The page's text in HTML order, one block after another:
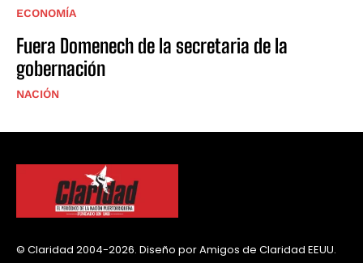
ECONOMÍA
Fuera Domenech de la secretaria de la
gobernación
NACIÓN
© Claridad 2004-2026. Diseño por Amigos de Claridad EEUU.